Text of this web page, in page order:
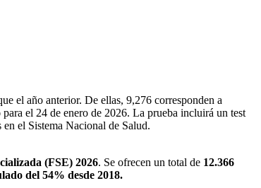
el año anterior. De ellas, 9,276 corresponden a
el 24 de enero de 2026. La prueba incluirá un test
en el Sistema Nacional de Salud.
(FSE) 2026. Se ofrecen un total de 12.366
del 54% desde 2018.